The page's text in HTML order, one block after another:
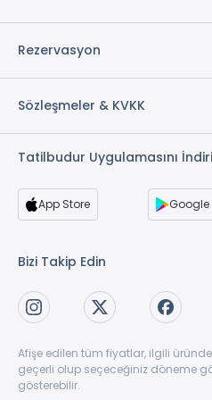
Engelli Otoparkı *
Engelli Rampası
Su
* ile işaretli özellikler
Rezervasyon
Sözleşmeler & KVKK
Tatilbudur Uygulamasını
App Store Google
Bizi Takip Edin
Afişe edilen tüm fiyatlar, ilgili
geçerli olup seçeceğiniz döneme
gösterebilir.